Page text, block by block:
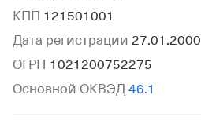
КПП 121501001
Дата регистрации 27.01.2000
ОГРН 1021200752275
Основной ОКВЭД 46.1